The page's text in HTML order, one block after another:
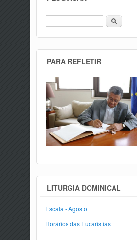
Procurar
PARA REFLETIR
LITURGIA DOMINICAL
Escala - Agosto
Horários das Eucaristias